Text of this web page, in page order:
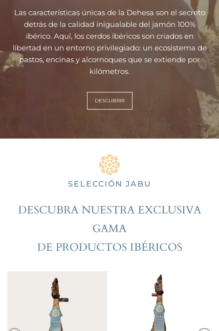
Las características únicas de la Dehesa son el secreto
detrás de la calidad inigualable del jamón 100%
ibérico. Aquí, los cerdos ibéricos son criados en
libertad en un entorno privilegiado: un ecosistema de
pastos, encinas y alcornoques que se extiende por
kilómetros.
DESCUBRIR
SELECCIÓN JABU
DESCUBRA NUESTRA EXCLUSIVA
GAMA
DE PRODUCTOS IBÉRICOS